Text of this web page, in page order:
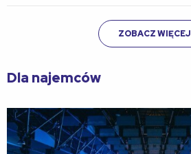
ZOBACZ WIĘCEJ
Dla najemców